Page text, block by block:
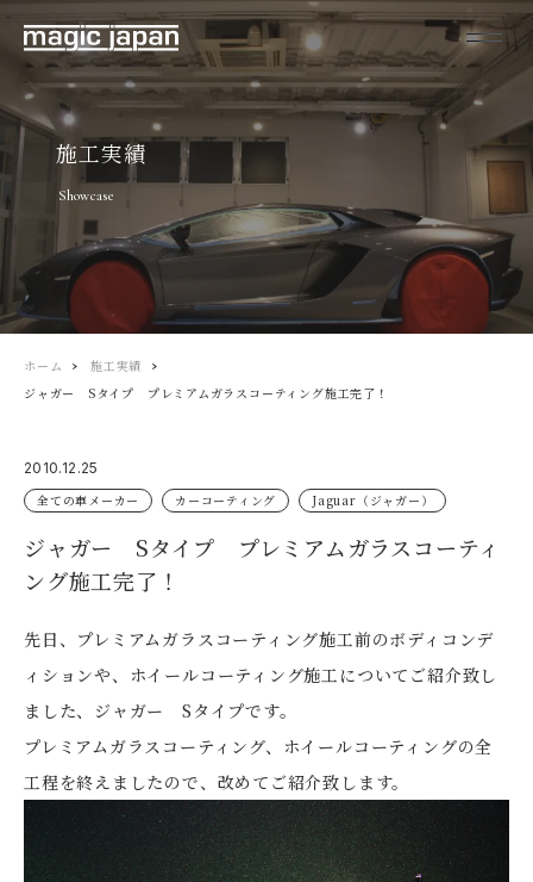
施工実績
Showcase
ホーム
施工実績
ジャガー Sタイプ プレミアムガラスコーティング施工完了！
2010.12.25
全ての車メーカー
カーコーティング Jaguar（ジャガー）
ジャガー Sタイプ プレミアムガラスコーティ
ング施工完了！
先日、プレミアムガラスコーティング施工前のボディコンデ
ィションや、ホイールコーティング施工についてご紹介致し
ました、ジャガー Sタイプです。
プレミアムガラスコーティング、ホイールコーティングの全
工程を終えましたので、改めてご紹介致します。